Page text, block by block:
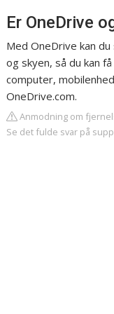
Er OneDrive
Med OneDrive kan
og skyen, så du kan
computer,
OneDrive.com.
Anmodning om
Se det fulde svar på